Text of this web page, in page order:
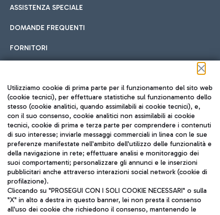
ASSISTENZA SPECIALE
DOMANDE FREQUENTI
FORNITORI
Seguici sui social
TRAVEL JOURNAL
ITA
Utilizziamo cookie di prima parte per il funzionamento del sito web
(cookie tecnici), per effettuare statistiche sul funzionamento dello
stesso (cookie analitici, quando assimilabili ai cookie tecnici), e,
con il suo consenso, cookie analitici non assimilabili ai cookie
tecnici, cookie di prima e terza parte per comprendere i contenuti
di suo interesse; inviarle messaggi commerciali in linea con le sue
preferenze manifestate nell'ambito dell'utilizzo delle funzionalità e
della navigazione in rete; effettuare analisi e monitoraggio dei
suoi comportamenti; personalizzare gli annunci e le inserzioni
pubblicitari anche attraverso interazioni social network (cookie di
profilazione).
Cliccando su "PROSEGUI CON I SOLI COOKIE NECESSARI" o sulla
"X" in alto a destra in questo banner, lei non presta il consenso
all'uso dei cookie che richiedono il consenso, mantenendo le